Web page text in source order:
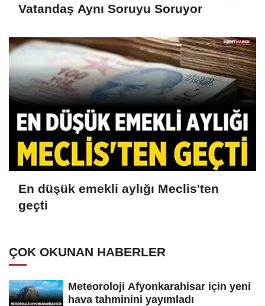
Vatandaş Aynı Soruyu Soruyor
En düşük emekli aylığı Meclis'ten
geçti
ÇOK OKUNAN HABERLER
Meteoroloji Afyonkarahisar için yeni
hava tahminini yayımladı